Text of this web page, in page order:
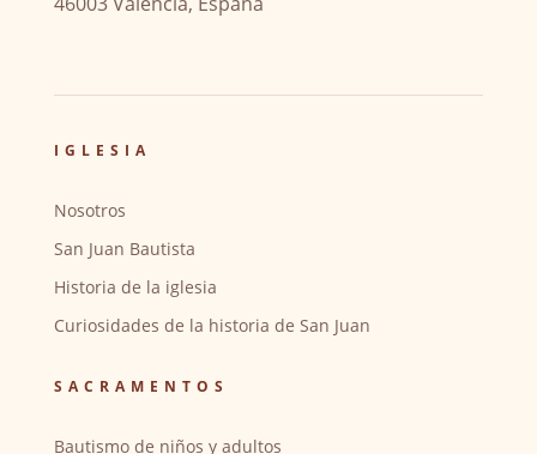
IGLESIA
Nosotros
San Juan Bautista
Historia de la iglesia
Curiosidades de la historia de San Juan
SACRAMENTOS
Bautismo de niños y adultos